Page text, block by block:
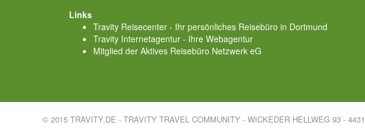
Links
Travity Reisecenter - Ihr persönliches Reisebüro in Dortmund
Travity Internetagentur - Ihre Webagentur
Mitglied der Aktives Reisebüro Netzwerk eG
© 2015 TRAVITY.DE - TRAVITY TRAVEL COMMUNITY - WICKEDER HELLWEG 93 -